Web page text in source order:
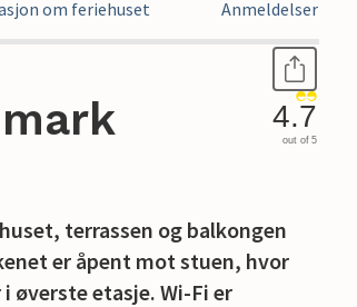
om feriehuset Anmeldelser
4.7
out of 5
terrassen og balkongen
er åpent mot stuen, hvor
øverste etasje. Wi-Fi er